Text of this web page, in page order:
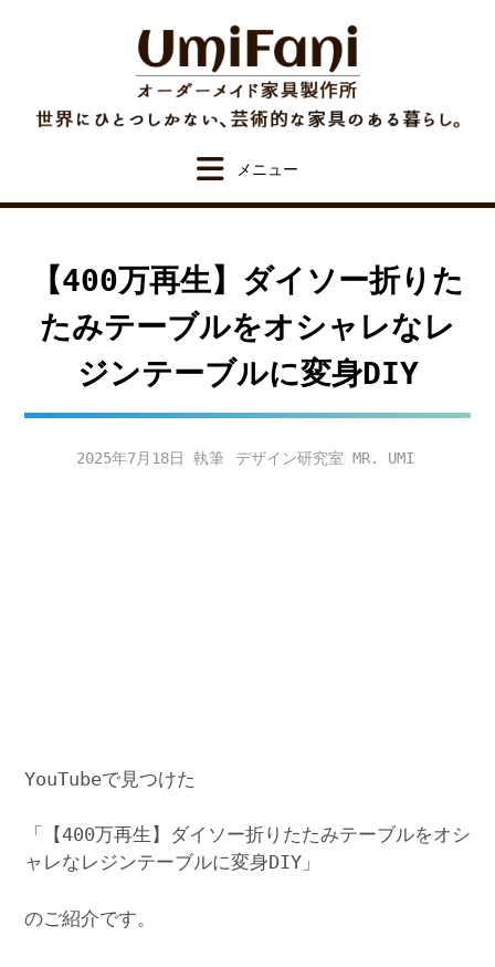
【400万再生】ダイソー折りた
たみテーブルをオシャレなレ
ジンテーブルに変身DIY
2025年7月18日 デザイン研究室 MR. UMI
YouTubeで見つけた
「【400万再生】ダイソー折りたたみテーブルをオシ
ャレなレジンテーブルに変身DIY」
のご紹介です。